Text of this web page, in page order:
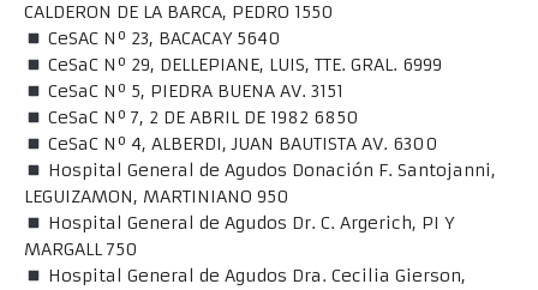
CALDERON DE LA BARCA, PEDRO 1550
CeSAC Nº 23, BACACAY 5640
CeSaC Nº 29, DELLEPIANE, LUIS, TTE. GRAL. 6999
CeSaC Nº 5, PIEDRA BUENA AV. 3151
CeSaC Nº 7, 2 DE ABRIL DE 1982 6850
CeSaC Nº 4, ALBERDI, JUAN BAUTISTA AV. 6300
Hospital General de Agudos Donación F. Santojanni,
LEGUIZAMON, MARTINIANO 950
Hospital General de Agudos Dr. C. Argerich, PI Y
MARGALL 750
Hospital General de Agudos Dra. Cecilia Gierson,